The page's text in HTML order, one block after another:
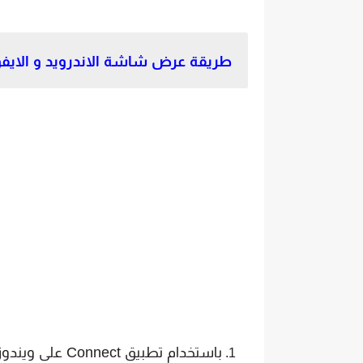
طريقة عرض شاشة الاندرويد و
باستخدام تطبيق Connect على ويندوز 10.